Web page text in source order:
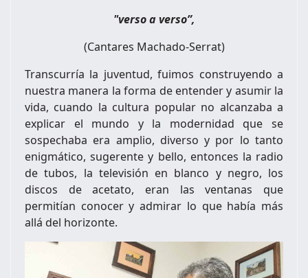
"verso a verso”,
(Cantares Machado-Serrat)
Transcurría la juventud, fuimos construyendo a
nuestra manera la forma de entender y asumir la
vida, cuando la cultura popular no alcanzaba a
explicar el mundo y la modernidad que se
sospechaba era amplio, diverso y por lo tanto
enigmático, sugerente y bello, entonces la radio
de tubos, la televisión en blanco y negro, los
discos de acetato, eran las ventanas que
permitían conocer y admirar lo que había más
allá del horizonte.